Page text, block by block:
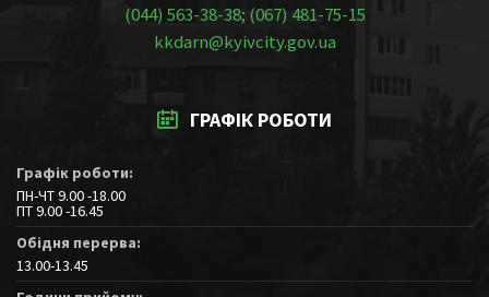
(044) 563-38-38; (067) 481-75-15
kkdarn@kyivcity.gov.ua
ГРАФІК РОБОТИ
Графік роботи:
ПН-ЧТ 9.00 -18.00
ПТ 9.00 -16.45
Обідня перерва:
13.00-13.45